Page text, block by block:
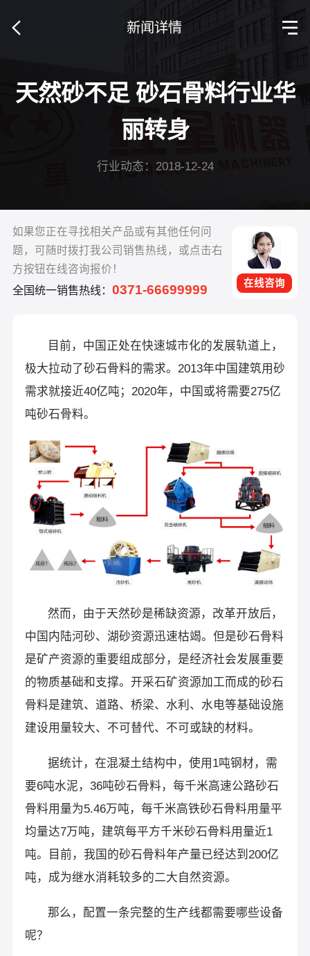
新闻详情
天然砂不足 砂石骨料行业华
丽转身
行业动态：2018-12-24
如果您正在寻找相关产品或有其他任何问
题，可随时拨打我公司销售热线，或点击右
方按钮在线咨询报价！
全国统一销售热线： 0371-66699999 在线咨询
目前，中国正处在快速城市化的发展轨道上，
极大拉动了砂石骨料的需求。2013年中国建筑用砂
需求就接近40亿吨；2020年，中国或将需要275亿
吨砂石骨料。
然而，由于天然砂是稀缺资源，改革开放后，
中国内陆河砂、湖砂资源迅速枯竭。但是砂石骨料
是矿产资源的重要组成部分，是经济社会发展重要
的物质基础和支撑。开采石矿资源加工而成的砂石
骨料是建筑、道路、桥梁、水利、水电等基础设施
建设用量较大、不可替代、不可或缺的材料。
据统计，在混凝土结构中，使用1吨钢材，需
要6吨水泥，36吨砂石骨料，每千米高速公路砂石
骨料用量为5.46万吨，每千米高铁砂石骨料用量平
均量达7万吨，建筑每平方千米砂石骨料用量近1
吨。目前，我国的砂石骨料年产量已经达到200亿
吨，成为继水消耗较多的二大自然资源。
那么，配置一条完整的生产线都需要哪些设备
呢？